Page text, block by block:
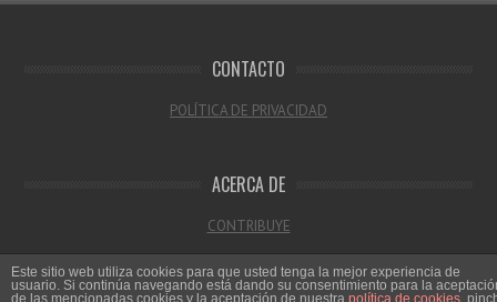
CONTACTO
POLÍTICA DE PRIVACIDAD
ACERCA DE
CONTRIBUYE
Este sitio web utiliza cookies para que usted tenga la mejor experiencia de
usuario. Si continúa navegando está dando su consentimiento para la
de las mencionadas cookies y la aceptación de nuestra política de cookies ,